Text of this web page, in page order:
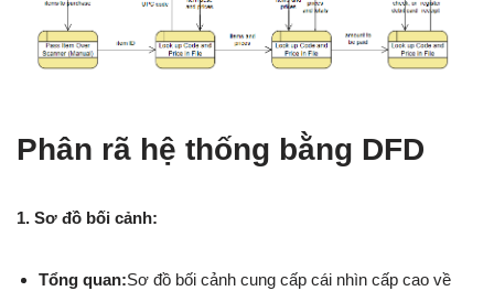
Phân rã hệ thống bằng DFD
1. Sơ đồ bối cảnh:
Tổng quan:Sơ đồ bối cảnh cung cấp cái nhìn cấp cao về